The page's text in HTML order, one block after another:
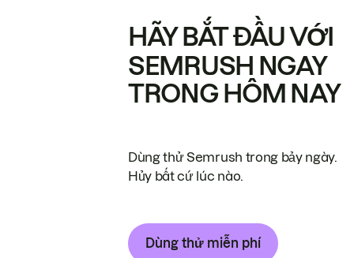
HÃY BẮT ĐẦU VỚI
SEMRUSH NGAY
TRONG HÔM NAY
Dùng thử Semrush trong bảy ngày.
Hủy bất cứ lúc nào.
Dùng thử miễn phí